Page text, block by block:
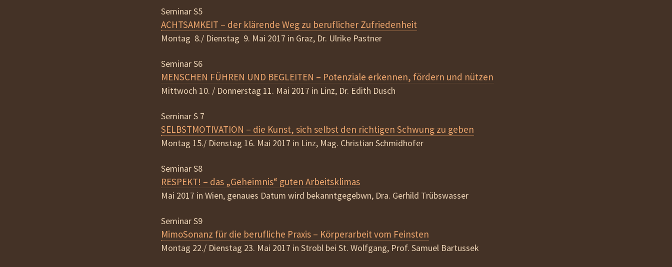
Seminar S5
ACHTSAMKEIT – der klärende Weg zu beruflicher Zufriedenheit
Montag 8./ Dienstag 9. Mai 2017 in Graz, Dr. Ulrike Pastner
Seminar S6
MENSCHEN FÜHREN UND BEGLEITEN – Potenziale erkennen, fördern und nützen
Mittwoch 10. / Donnerstag 11. Mai 2017 in Linz, Dr. Edith Dusch
Seminar S 7
SELBSTMOTIVATION – die Kunst, sich selbst den richtigen Schwung zu geben
Montag 15./ Dienstag 16. Mai 2017 in Linz, Mag. Christian Schmidhofer
Seminar S8
RESPEKT! – das „Geheimnis“ guten Arbeitsklimas
Mai 2017 in Wien, genaues Datum wird bekanntgegebwn, Dra. Gerhild Trübswasser
Seminar S9
MimoSonanz für die berufliche Praxis – Körperarbeit vom Feinsten
Montag 22./ Dienstag 23. Mai 2017 in Strobl bei St. Wolfgang, Prof. Samuel Bartussek